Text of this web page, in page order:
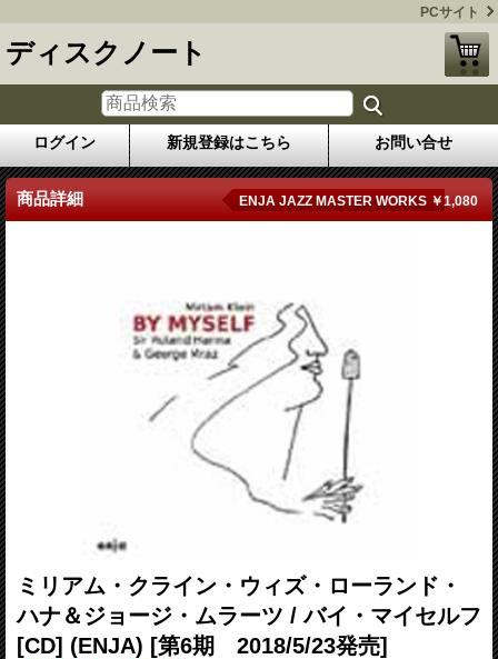
PCサイト
ディスクノート
ログイン 新規登録はこちら お問い合せ
商品詳細 ENJA JAZZ MASTER WORKS ￥1,080
ミリアム・クライン・ウィズ・ローランド・
ハナ＆ジョージ・ムラーツ / バイ・マイセルフ
[CD] (ENJA) [第6期 2018/5/23発売]